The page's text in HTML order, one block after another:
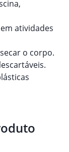
atividades
o corpo.